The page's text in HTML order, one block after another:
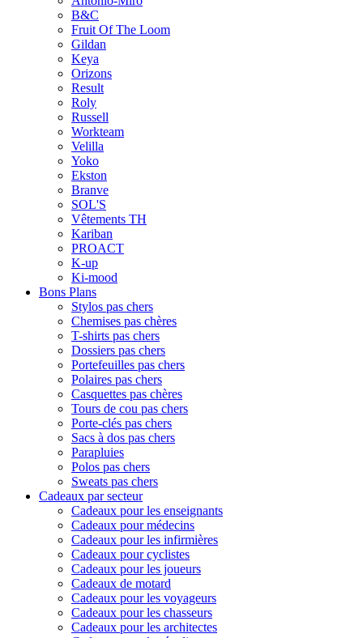
B&C
Fruit Of The Loom
Gildan
Keya
Orizons
Result
Roly
Russell
Workteam
Velilla
Yoko
Ekston
Branve
SOL'S
Vêtements TH
Kariban
PROACT
K-up
Ki-mood
Bons Plans
Stylos pas chers
Chemises pas chères
T-shirts pas chers
Dossiers pas chers
Portefeuilles pas chers
Polaires pas chers
Casquettes pas chères
Tours de cou pas chers
Porte-clés pas chers
Sacs à dos pas chers
Parapluies
Polos pas chers
Sweats pas chers
Cadeaux par secteur
Cadeaux pour les enseignants
Cadeaux pour médecins
Cadeaux pour les infirmières
Cadeaux pour cyclistes
Cadeaux pour les joueurs
Cadeaux de motard
Cadeaux pour les voyageurs
Cadeaux pour les chasseurs
Cadeaux pour les architectes